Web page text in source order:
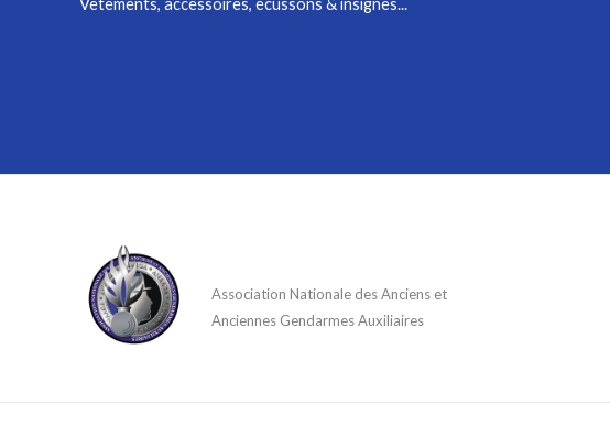
Vêtements, accessoires, écussons & insignes...
Association Nationale des Anciens et
Anciennes Gendarmes Auxiliaires